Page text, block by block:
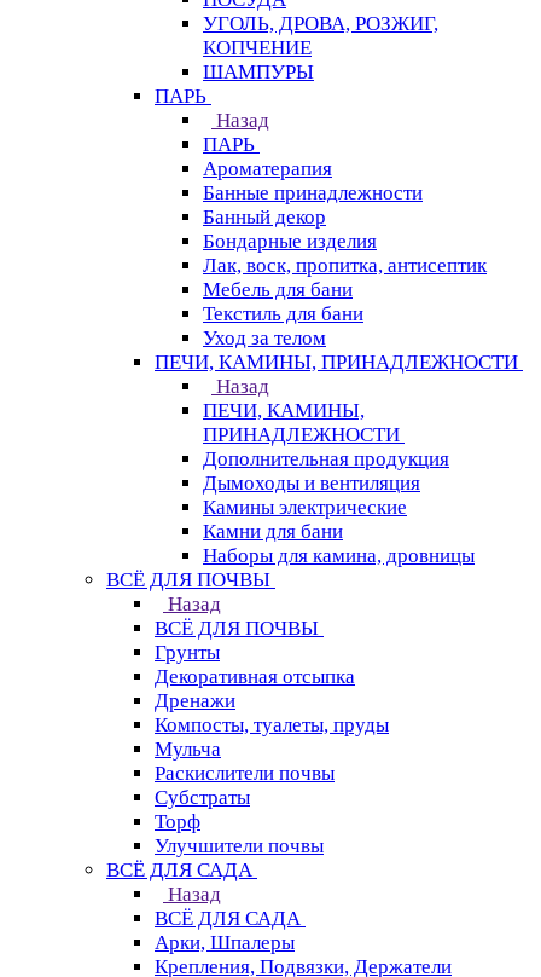
УГОЛЬ, ДРОВА, РОЗЖИГ,
КОПЧЕНИЕ
ШАМПУРЫ
ПАРЬ
Назад
ПАРЬ
Ароматерапия
Банные принадлежности
Банный декор
Бондарные изделия
Лак, воск, пропитка, антисептик
Мебель для бани
Текстиль для бани
Уход за телом
ПЕЧИ, КАМИНЫ, ПРИНАДЛЕЖНОСТИ
Назад
ПЕЧИ, КАМИНЫ,
ПРИНАДЛЕЖНОСТИ
Дополнительная продукция
Дымоходы и вентиляция
Камины электрические
Камни для бани
Наборы для камина, дровницы
ВСЁ ДЛЯ ПОЧВЫ
Назад
ВСЁ ДЛЯ ПОЧВЫ
Грунты
Декоративная отсыпка
Дренажи
Компосты, туалеты, пруды
Мульча
Раскислители почвы
Субстраты
Торф
Улучшители почвы
ВСЁ ДЛЯ САДА
Назад
ВСЁ ДЛЯ САДА
Арки, Шпалеры
Крепления, Подвязки, Держатели